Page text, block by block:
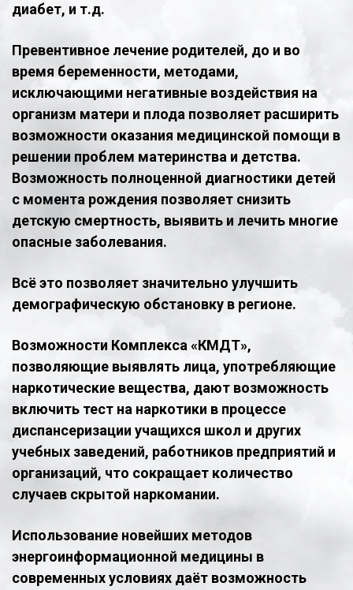
диабет, и т.д.
Превентивное лечение родителей, до и во
время беременности, методами,
исключающими негативные воздействия на
организм матери и плода позволяет расширить
возможности оказания медицинской помощи в
решении проблем материнства и детства.
Возможность полноценной диагностики детей
с момента рождения позволяет снизить
детскую смертность, выявить и лечить многие
опасные заболевания.
Всё это позволяет значительно улучшить
демографическую обстановку в регионе.
Возможности Комплекса «КМДТ»,
позволяющие выявлять лица, употребляющие
наркотические вещества, дают возможность
включить тест на наркотики в процессе
диспансеризации учащихся школ и других
учебных заведений, работников предприятий и
организаций, что сокращает количество
случаев скрытой наркомании.
Использование новейших методов
энергоинформационной медицины в
современных условиях даёт возможность